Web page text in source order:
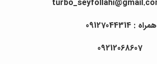
همراه : 09127044314
09212068607